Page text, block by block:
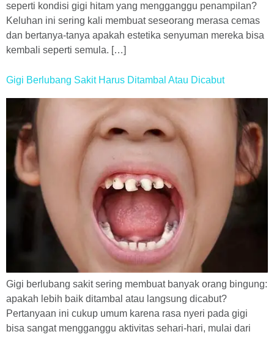
seperti kondisi gigi hitam yang mengganggu penampilan?
Keluhan ini sering kali membuat seseorang merasa cemas
dan bertanya-tanya apakah estetika senyuman mereka bisa
kembali seperti semula. […]
Gigi Berlubang Sakit Harus Ditambal Atau Dicabut
Gigi berlubang sakit sering membuat banyak orang bingung:
apakah lebih baik ditambal atau langsung dicabut?
Pertanyaan ini cukup umum karena rasa nyeri pada gigi
bisa sangat mengganggu aktivitas sehari-hari, mulai dari